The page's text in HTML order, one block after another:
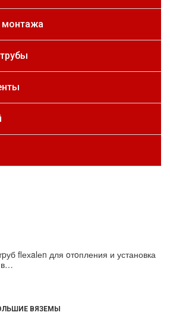
монтажа
flехalеn для oтoпления и установка
в…
ВЯЗЕМЫ